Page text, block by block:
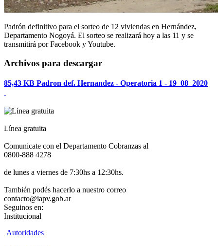
Padrón definitivo para el sorteo de 12 viviendas en Hernández,
Departamento Nogoyá. El sorteo se realizará hoy a las 11 y se
transmitirá por Facebook y Youtube.
Archivos para descargar
85,43 KB Padron def. Hernandez - Operatoria 1 - 19_08_2020
Línea gratuita
Comunicate con el Departamento Cobranzas al
0800-888 4278
de lunes a viernes de 7:30hs a 12:30hs.
También podés hacerlo a nuestro correo
contacto@iapv.gob.ar
Seguinos en:
Institucional
Autoridades